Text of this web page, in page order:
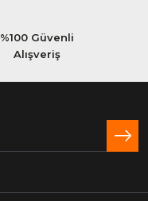
%100 Güvenli
Alışveriş